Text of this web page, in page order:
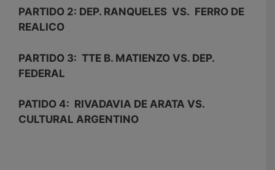
PARTIDO 2: DEP. RANQUELES VS. FERRO DE
REALICO
PARTIDO 3: TTE B. MATIENZO VS. DEP.
FEDERAL
PATIDO 4: RIVADAVIA DE ARATA VS.
CULTURAL ARGENTINO